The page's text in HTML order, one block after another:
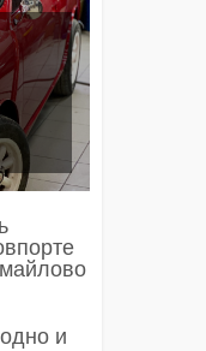
и